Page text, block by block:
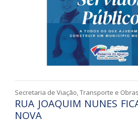
Secretaria de Viação, Transporte e Obras
RUA JOAQUIM NUNES
NOVA